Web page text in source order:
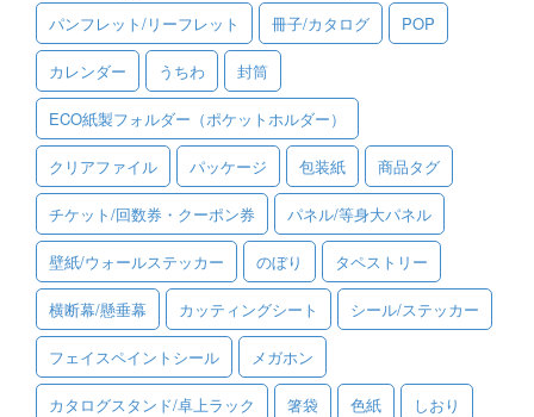
ご利用ガイド
ご利用の流れ
ご注文方法について
キャンセルについて
FAQ（よくあるご質問）
資料をダウンロード
ご利用規約
お見積り・お問合せ
パンフレット/リーフレット 冊子/カタログ POP
カレンダー うちわ 封筒
ECO紙製フォルダー（ポケットホルダー）
クリアファイル パッケージ 包装紙 商品タグ
チケット/回数券・クーポン券 パネル/等身大パネル
壁紙/ウォールステッカー のぼり タペストリー
横断幕/懸垂幕 カッティングシート シール/ステッカー
フェイスペイントシール メガホン
カタログスタンド/卓上ラック 箸袋 色紙 しおり